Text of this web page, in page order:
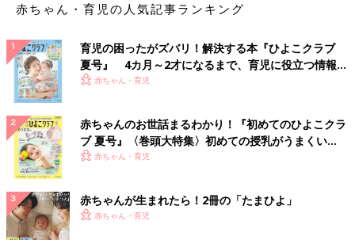
赤ちゃん・育児の人気記事ランキング
育児の困ったがズバリ！解決する本『ひよこクラブ
夏号』 4カ月～2才になるまで、育児に役立つ情報が
いっぱい！
赤ちゃん・育児
赤ちゃんのお世話まるわかり！『初めてのひよこクラ
ブ 夏号』〈巻頭大特集〉初めての授乳がうまくい
く！ おっぱい・ミルクの基本と夏のトラブル 解決テ
赤ちゃん・育児
赤ちゃんが生まれたら！2冊の「たまひよ」
赤ちゃん・育児